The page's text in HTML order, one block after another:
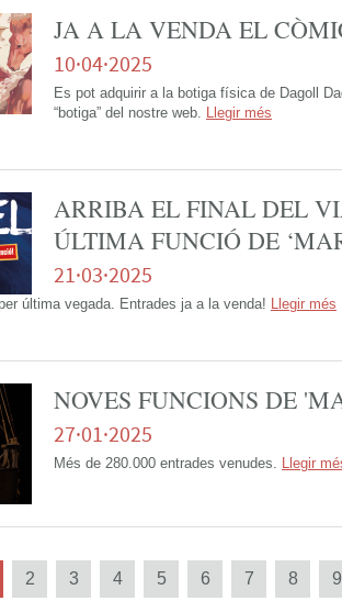
JA A LA VENDA EL
10·04·2025
Es pot adquirir a la botiga física de Dagoll
“botiga” del nostre web. Llegir més
ARRIBA EL FINAL DEL
ÚLTIMA FUNCIÓ DE
21·03·2025
última vegada. Entrades ja a la venda! Llegir més
NOVES FUNCIONS DE
27·01·2025
Més de 280.000 entrades venudes. Llegir
2 3 4 5 6 7 8 9